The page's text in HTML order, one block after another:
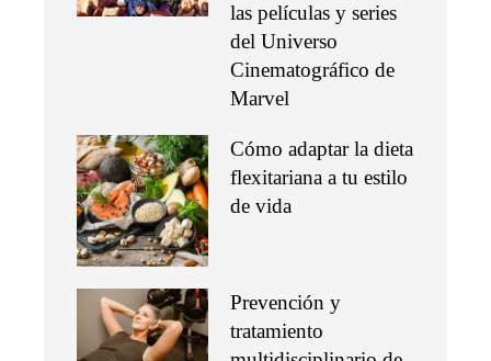
las películas y series
del Universo
Cinematográfico de
Marvel
Cómo adaptar la dieta
flexitariana a tu estilo
de vida
Prevención y
tratamiento